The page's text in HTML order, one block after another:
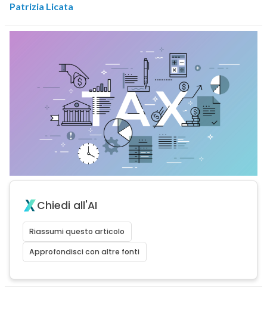
Patrizia Licata
Chiedi all'AI
Riassumi questo articolo
Approfondisci con altre fonti